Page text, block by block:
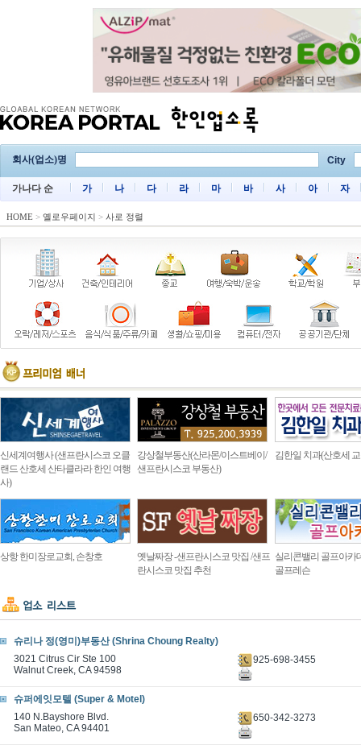
회사(업소)명 City
가나다 순 가 나 다 라 마 바 사 아 자
HOME > 옐로우페이지 > 사로 정렬
신세계여행사 (샌프란시스코 오클
랜드 산호세 산타클라라 한인 여행
사)
강상철부동산(산라몬/이스트베이/
샌프란시스코 부동산)
김한일 치과(산호세
상항 한미장로교회, 손창호
옛날짜장 -샌프란시스코 맛집 /샌프
란시스코 맛집 추천
실리콘밸리 골프아카
골프레슨
슈리나 정(영미)부동산 (Shrina Choung Realty)
3021 Citrus Cir Ste 100
Walnut Creek, CA 94598
925-698-3455
슈퍼에잇모텔 (Super & Motel)
140 N.Bayshore Blvd.
San Mateo, CA 94401
650-342-3273